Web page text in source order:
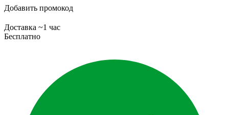
Добавить промокод
Доставка ~1 час
Бесплатно